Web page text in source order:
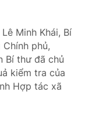
Minh Khái, Bí
phủ,
Bí thư đã chủ
kiểm tra của
Hợp tác xã